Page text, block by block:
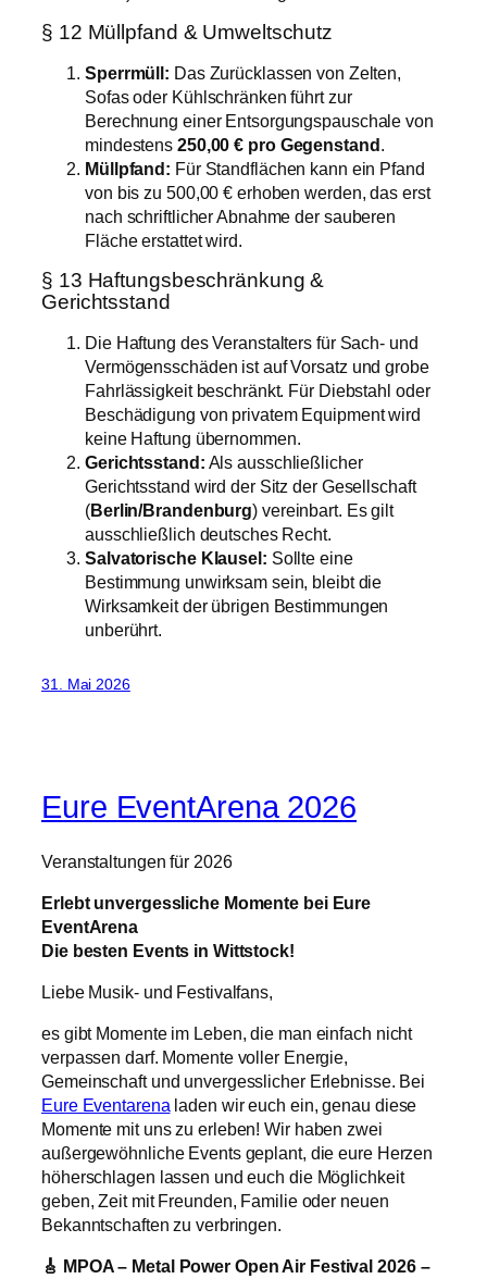
§ 12 Müllpfand & Umweltschutz
Sperrmüll: Das Zurücklassen von Zelten,
Sofas oder Kühlschränken führt zur
Berechnung einer Entsorgungspauschale von
mindestens 250,00 € pro Gegenstand.
Müllpfand: Für Standflächen kann ein Pfand
von bis zu 500,00 € erhoben werden, das erst
nach schriftlicher Abnahme der sauberen
Fläche erstattet wird.
§ 13 Haftungsbeschränkung &
Gerichtsstand
Die Haftung des Veranstalters für Sach- und
Vermögensschäden ist auf Vorsatz und grobe
Fahrlässigkeit beschränkt. Für Diebstahl oder
Beschädigung von privatem Equipment wird
keine Haftung übernommen.
Gerichtsstand: Als ausschließlicher
Gerichtsstand wird der Sitz der Gesellschaft
(Berlin/Brandenburg) vereinbart. Es gilt
ausschließlich deutsches Recht.
Salvatorische Klausel: Sollte eine
Bestimmung unwirksam sein, bleibt die
Wirksamkeit der übrigen Bestimmungen
unberührt.
31. Mai 2026
Eure EventArena 2026
Veranstaltungen für 2026
Erlebt unvergessliche Momente bei Eure
EventArena
Die besten Events in Wittstock!
Liebe Musik- und Festivalfans,
es gibt Momente im Leben, die man einfach nicht
verpassen darf. Momente voller Energie,
Gemeinschaft und unvergesslicher Erlebnisse. Bei
Eure Eventarena laden wir euch ein, genau diese
Momente mit uns zu erleben! Wir haben zwei
außergewöhnliche Events geplant, die eure Herzen
höherschlagen lassen und euch die Möglichkeit
geben, Zeit mit Freunden, Familie oder neuen
Bekanntschaften zu verbringen.
🎸 MPOA – Metal Power Open Air Festival 2026 –